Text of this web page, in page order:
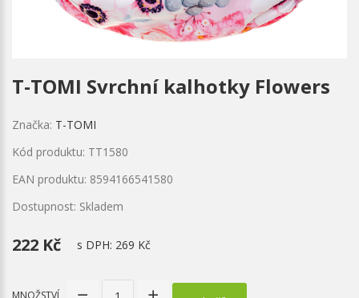
T-TOMI Svrchní kalhotky Flowers
Značka: T-TOMI
Kód produktu: TT1580
EAN produktu: 8594166541580
Dostupnost: Skladem
222 Kč s DPH: 269 Kč
MNOŽSTVÍ